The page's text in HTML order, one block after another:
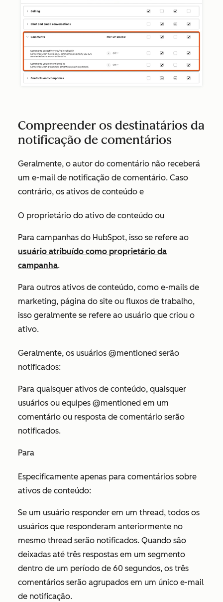
Compreender os destinatários da
notificação de comentários
Geralmente, o autor do comentário não receberá
um e-mail de notificação de comentário. Caso
contrário, os ativos de conteúdo e
O proprietário do ativo de conteúdo ou
Para campanhas do HubSpot, isso se refere ao
usuário atribuído como proprietário da
campanha.
Para outros ativos de conteúdo, como e-mails de
marketing, página do site ou fluxos de trabalho,
isso geralmente se refere ao usuário que criou o
ativo.
Geralmente, os usuários @mentioned serão
notificados:
Para quaisquer ativos de conteúdo, quaisquer
usuários ou equipes @mentioned em um
comentário ou resposta de comentário serão
notificados.
Para
Especificamente apenas para comentários sobre
ativos de conteúdo:
Se um usuário responder em um thread, todos os
usuários que responderam anteriormente no
mesmo thread serão notificados. Quando são
deixadas até três respostas em um segmento
dentro de um período de 60 segundos, os três
comentários serão agrupados em um único e-mail
de notificação.